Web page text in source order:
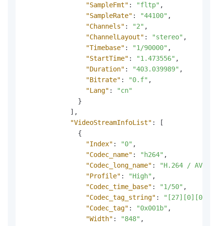
"SampleFmt" : "fltp" ,
"SampleRate" : "44100" ,
"Channels" : "2" ,
"ChannelLayout" : "stereo" ,
"Timebase" : "1/90000" ,
"StartTime" : "1.473556" ,
"Duration" : "403.039989" ,
"Bitrate" : "0.f" ,
"Lang" :
"cn"
}
] ,
"VideoStreamInfoList" :
[
{
"Index" : "0" ,
"Codec_name" : "h264" ,
"Codec_long_name" :
"H.264 / AVC /
"Profile" : "High" ,
"Codec_time_base" : "1/50" ,
"Codec_tag_string" :
"Codec_tag" : "0x001b" ,
"Width" : "848" ,